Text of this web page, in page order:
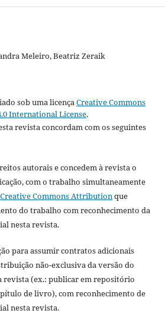
Meleiro, Beatriz Zeraik
sob uma licençaCreative Commons
International License.
revista concordam com os seguintes
autorais e concedem à revista o
com o trabalho simultaneamente
Commons Attributionque
do trabalho com reconhecimento da
nesta revista.
para assumir contratos adicionais
não-exclusiva da versão do
revista (ex.: publicar em repositório
de livro), com reconhecimento de
nesta revista.